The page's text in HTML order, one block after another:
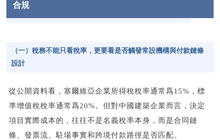
合規
（一）稅務不能只看稅率，更要看是否觸發常設機構與付款鏈條
設計
從公開資料看，塞爾維亞企業所得稅稅率通常爲15%，標
準增值稅稅率通常爲20%。但對中國建築企業而言，決定
項目實際成本的，往往不是名義稅率本身，而是合同鏈
條、發票流、駐場事實和跨境付款路徑是否匹配。